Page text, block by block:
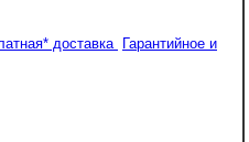
доставка
Гарантийное и